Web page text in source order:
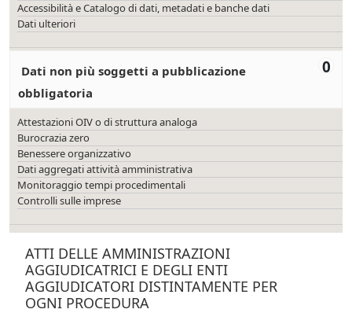
Accessibilità e Catalogo di dati, metadati e banche dati
Dati ulteriori
0
Dati non più soggetti a pubblicazione
obbligatoria
Attestazioni OIV o di struttura analoga
Burocrazia zero
Benessere organizzativo
Dati aggregati attività amministrativa
Monitoraggio tempi procedimentali
Controlli sulle imprese
ATTI DELLE AMMINISTRAZIONI
AGGIUDICATRICI E DEGLI ENTI
AGGIUDICATORI DISTINTAMENTE PER
OGNI PROCEDURA